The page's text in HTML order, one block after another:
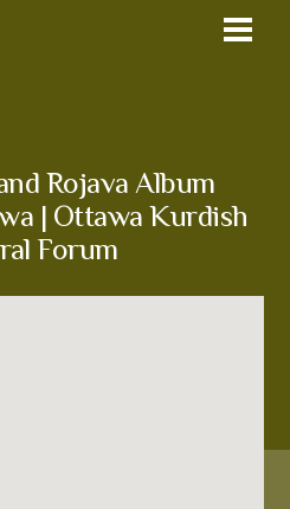
Rojava Album
| Ottawa Kurdish
Forum